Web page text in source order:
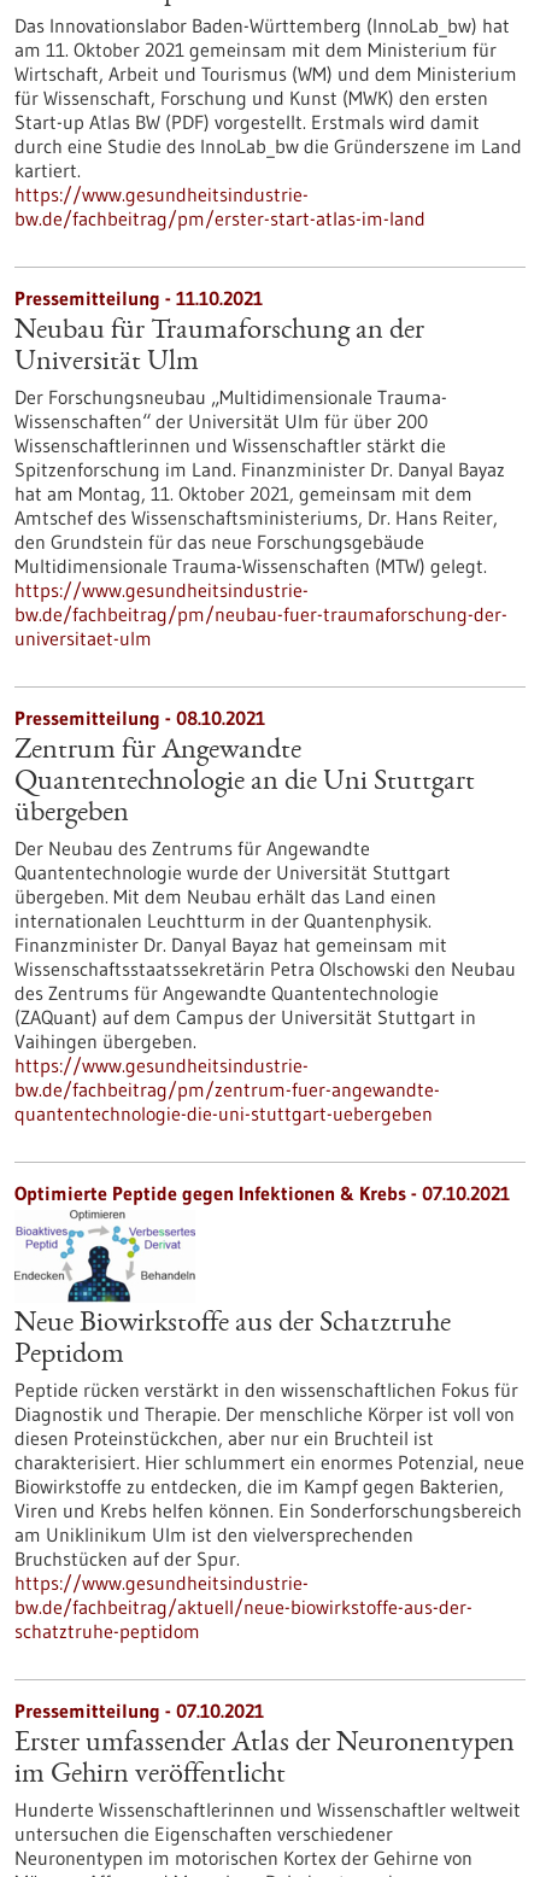
Das Innovationslabor Baden-Württemberg (InnoLab_bw) hat
am 11. Oktober 2021 gemeinsam mit dem Ministerium für
Wirtschaft, Arbeit und Tourismus (WM) und dem Ministerium
für Wissenschaft, Forschung und Kunst (MWK) den ersten
Start-up Atlas BW (PDF) vorgestellt. Erstmals wird damit
durch eine Studie des InnoLab_bw die Gründerszene im Land
kartiert.
https://www.gesundheitsindustrie-
bw.de/fachbeitrag/pm/erster-start-atlas-im-land
Pressemitteilung - 11.10.2021
Neubau für Traumaforschung an der
Universität Ulm
Der Forschungsneubau „Multidimensionale Trauma-
Wissenschaften“ der Universität Ulm für über 200
Wissenschaftlerinnen und Wissenschaftler stärkt die
Spitzenforschung im Land. Finanzminister Dr. Danyal Bayaz
hat am Montag, 11. Oktober 2021, gemeinsam mit dem
Amtschef des Wissenschaftsministeriums, Dr. Hans Reiter,
den Grundstein für das neue Forschungsgebäude
Multidimensionale Trauma-Wissenschaften (MTW) gelegt.
https://www.gesundheitsindustrie-
bw.de/fachbeitrag/pm/neubau-fuer-traumaforschung-der-
universitaet-ulm
Pressemitteilung - 08.10.2021
Zentrum für Angewandte
Quantentechnologie an die Uni Stuttgart
übergeben
Der Neubau des Zentrums für Angewandte
Quantentechnologie wurde der Universität Stuttgart
übergeben. Mit dem Neubau erhält das Land einen
internationalen Leuchtturm in der Quantenphysik.
Finanzminister Dr. Danyal Bayaz hat gemeinsam mit
Wissenschaftsstaatssekretärin Petra Olschowski den Neubau
des Zentrums für Angewandte Quantentechnologie
(ZAQuant) auf dem Campus der Universität Stuttgart in
Vaihingen übergeben.
https://www.gesundheitsindustrie-
bw.de/fachbeitrag/pm/zentrum-fuer-angewandte-
quantentechnologie-die-uni-stuttgart-uebergeben
Optimierte Peptide gegen Infektionen & Krebs - 07.10.2021
Neue Biowirkstoffe aus der Schatztruhe
Peptidom
Peptide rücken verstärkt in den wissenschaftlichen Fokus für
Diagnostik und Therapie. Der menschliche Körper ist voll von
diesen Proteinstückchen, aber nur ein Bruchteil ist
charakterisiert. Hier schlummert ein enormes Potenzial, neue
Biowirkstoffe zu entdecken, die im Kampf gegen Bakterien,
Viren und Krebs helfen können. Ein Sonderforschungsbereich
am Uniklinikum Ulm ist den vielversprechenden
Bruchstücken auf der Spur.
https://www.gesundheitsindustrie-
bw.de/fachbeitrag/aktuell/neue-biowirkstoffe-aus-der-
schatztruhe-peptidom
Pressemitteilung - 07.10.2021
Erster umfassender Atlas der Neuronentypen
im Gehirn veröffentlicht
Hunderte Wissenschaftlerinnen und Wissenschaftler weltweit
untersuchen die Eigenschaften verschiedener
Neuronentypen im motorischen Kortex der Gehirne von